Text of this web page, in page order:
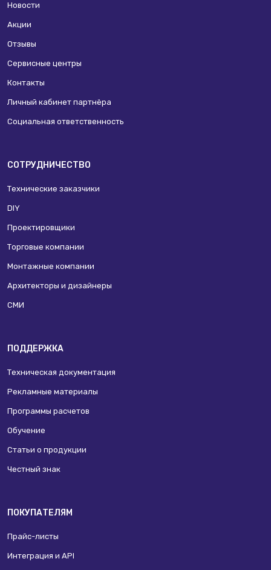
Новости
Акции
Отзывы
Сервисные центры
Контакты
Личный кабинет партнёра
Социальная ответственность
СОТРУДНИЧЕСТВО
Технические заказчики
DIY
Проектировщики
Торговые компании
Монтажные компании
Архитекторы и дизайнеры
СМИ
ПОДДЕРЖКА
Техническая документация
Рекламные материалы
Программы расчетов
Обучение
Статьи о продукции
Честный знак
ПОКУПАТЕЛЯМ
Прайс-листы
Интеграция и API